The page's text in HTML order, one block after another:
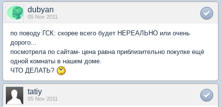
dubyan
05 Nov 2011
по поводу ГСК: скорее всего будет НЕРЕАЛЬНО или очень
дорого...
посмотрела по сайтам- цена равна приблизительно покупке ещё
одной комнаты в нашем доме.
ЧТО ДЕЛАТЬ?
tatiy
05 Nov 2011